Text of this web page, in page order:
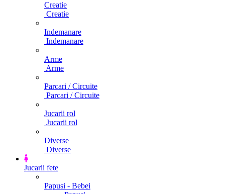
Creatie
Creatie
Indemanare
Indemanare
Arme
Arme
Parcari / Circuite
Parcari / Circuite
Jucarii rol
Jucarii rol
Diverse
Diverse
Jucarii fete
Papusi - Bebei